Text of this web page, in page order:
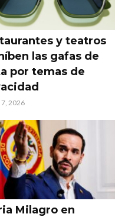
y teatros
las gafas de
por temas de
2026
Milagro en